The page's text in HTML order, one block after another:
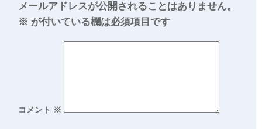
メールアドレスが公開されることはありません。
※ が付いている欄は必須項目です
コメント ※